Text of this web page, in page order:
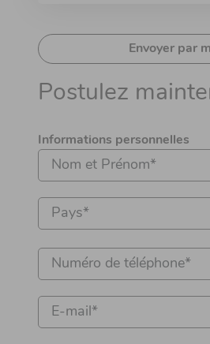
Envoyer par
Postulez
Informations personnelles